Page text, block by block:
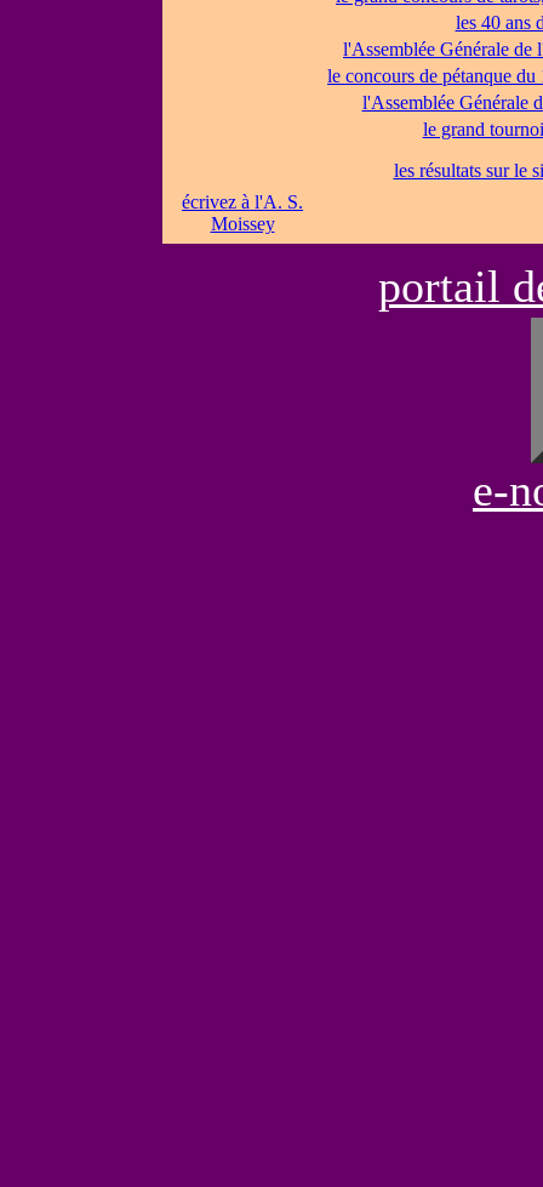
les 40 ans
l'Assemblée Générale
le concours de pétanque
l'Assemblée Générale
le grand
les résultats sur le
écrivez à l'A. S.
Moissey
portail
e-